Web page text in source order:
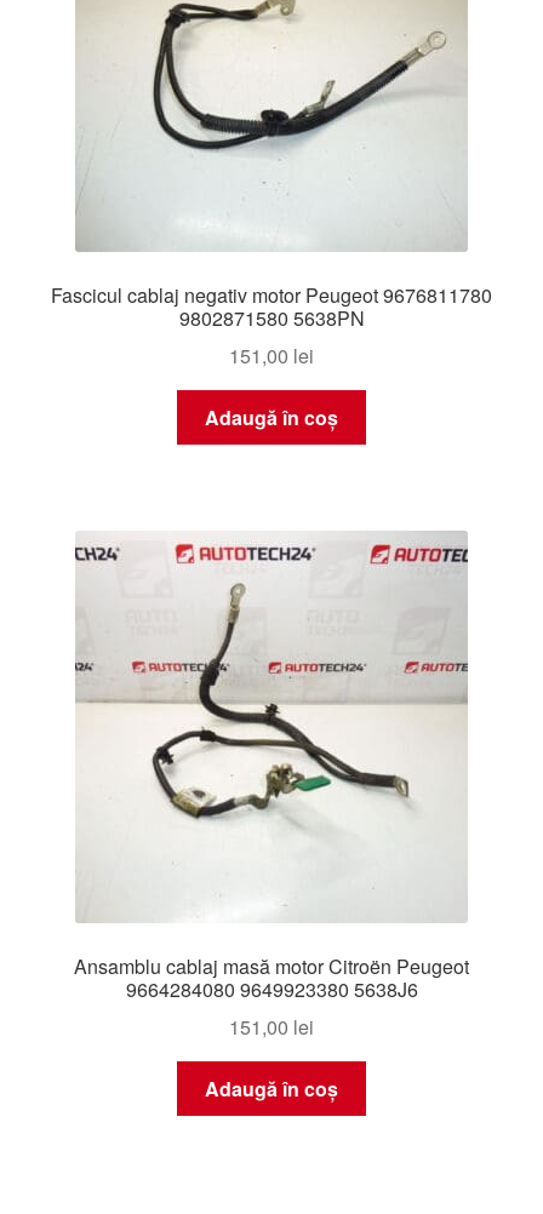
Fascicul cablaj negativ motor Peugeot 9676811780
9802871580 5638PN
151,00 lei
Adaugă în coș
Ansamblu cablaj masă motor Citroën Peugeot
9664284080 9649923380 5638J6
151,00 lei
Adaugă în coș